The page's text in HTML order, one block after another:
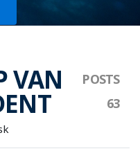
VAN